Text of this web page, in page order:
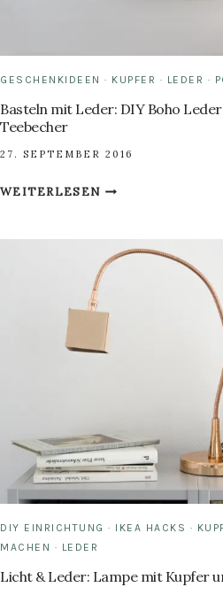
GESCHENKIDEEN · KUPFER · LEDER ·
Basteln mit Leder: DIY Boho
Teebecher
27. SEPTEMBER 2016
WEITERLESENBASTELN
DIY
BOHO
MANSCHETTE
FÜR
TEEBECHER
DIY EINRICHTUNG · IKEA HACKS ·
MACHEN · LEDER
Licht & Leder: Lampe mit Kupfer